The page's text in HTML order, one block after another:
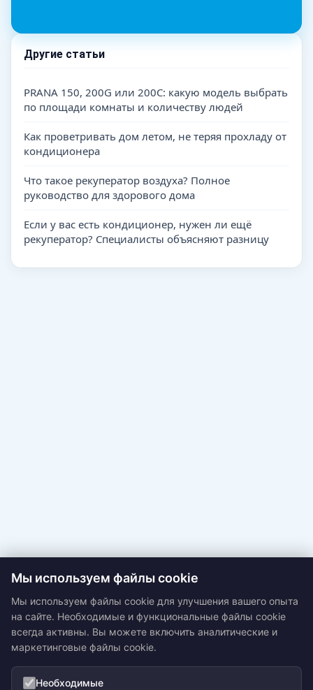
Мы используем файлы cookie
Мы используем файлы cookie для улучшения вашего опыта
на сайте. Необходимые и функциональные файлы cookie
всегда активны. Вы можете включить аналитические и
маркетинговые файлы cookie.
Необходимые
Другие статьи
PRANA 150, 200G или 200C: какую модель выбрать
по площади комнаты и количеству людей
Как проветривать дом летом, не теряя прохладу от
кондиционера
Что такое рекуператор воздуха? Полное
руководство для здорового дома
Если у вас есть кондиционер, нужен ли ещё
рекуператор? Специалисты объясняют разницу